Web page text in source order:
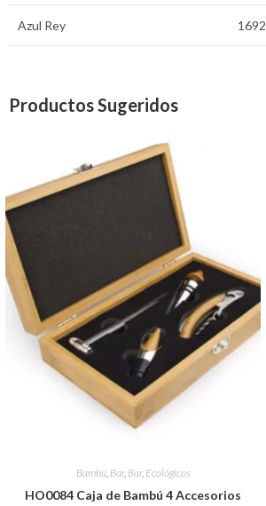
Azul Rey 1692
Productos Sugeridos
Bambú, Bar, Bar, Ecológicos
HO0084 Caja de Bambú 4 Accesorios